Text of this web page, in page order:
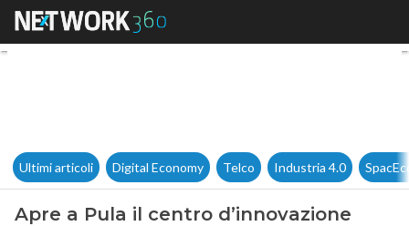
Apre a Pula il centro
Ultimi articoli Digital Economy Telco Industria 4.0
Apre a Pula il centro d’innovazione